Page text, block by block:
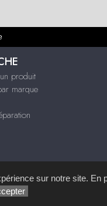
produit
marque
développé en France par
sur notre site. En